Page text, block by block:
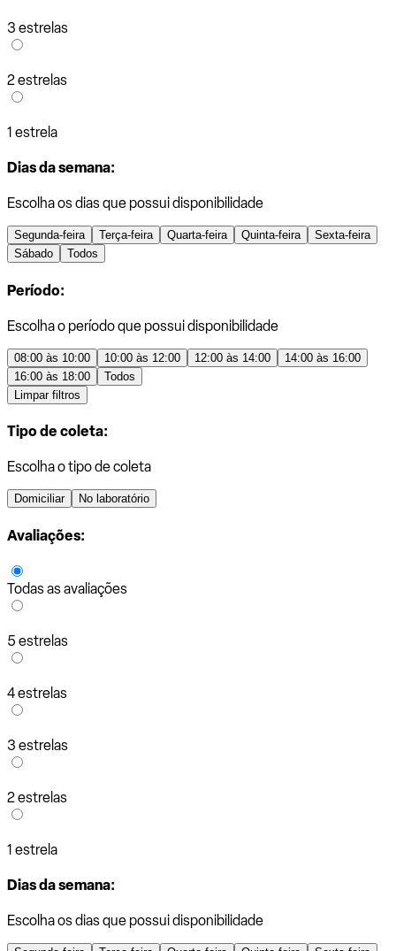
3 estrelas
2 estrelas
1 estrela
Dias da semana:
Escolha os dias que possui disponibilidade
Segunda-feira Terça-feira Quarta-feira Quinta-feira
Sexta-feira
Sábado
Todos
Período:
Escolha o período que possui disponibilidade
08:00 às 10:00 10:00 às 12:00 12:00 às 14:00
14:00 às 16:00
16:00 às 18:00
Todos
Limpar filtros
Tipo de coleta:
Escolha o tipo de coleta
Domiciliar No laboratório
Avaliações:
Todas as avaliações
5 estrelas
4 estrelas
3 estrelas
2 estrelas
1 estrela
Dias da semana:
Escolha os dias que possui disponibilidade